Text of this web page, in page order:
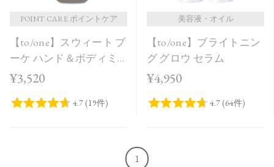
POINT CARE ポイントケア
【to/one】スウィート ブ
ーケ ハンド＆ボディミ
ルク
¥3,520
美容液・オイル
【to/one】ブライトニン
グ グロウ セラム
¥4,950
1